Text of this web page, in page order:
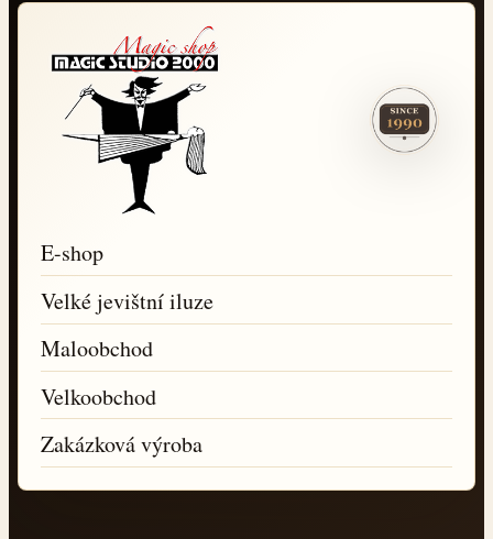
E-shop
Velké jevištní iluze
Maloobchod
Velkoobchod
Zakázková výroba